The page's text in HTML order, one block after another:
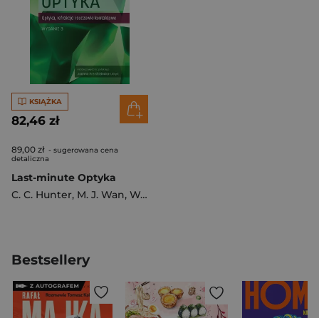
KSIĄŻKA
82,46 zł
89,00 zł - sugerowana cena
detaliczna
Last-minute Optyka
C. C. Hunter, M. J. Wan, West
Bestsellery